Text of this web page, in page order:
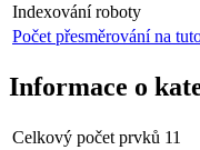
Indexování roboty
Počet přesměrování na
Informace o
Celkový počet prvků 11